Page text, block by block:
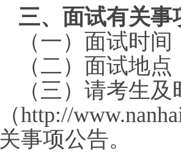
三、面试有关事
（一）面试时
（二）面试地
（三）请考生
（http://
关事项公告。